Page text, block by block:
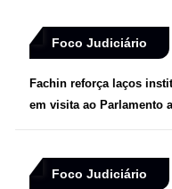
Foco Judiciário
Fachin reforça laços
em visita ao Parlamento
Foco Judiciário